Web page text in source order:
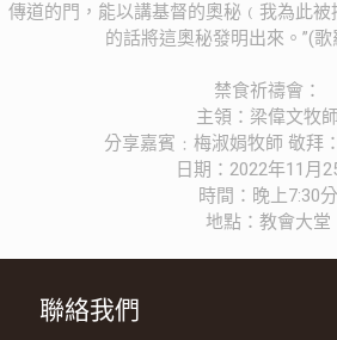
傳道的門，能以講基督的奧秘﹙我為此
的話將這奧秘發明出來。”(
禁食祈禱會：
主領：梁偉文牧師
分享嘉賓﹕梅淑娟牧師 敬拜
日期：2022年11月
時間：晚上7:30分
地點：教會大堂
聯絡我們